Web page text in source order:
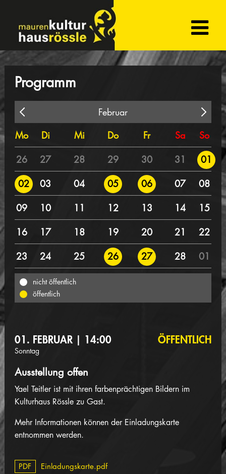
Programm
Februar
Mo
Di Mi Do Fr Sa
So
26
27 28 29 30 31
01
02
03 04 05 06 07
08
09
10 11 12 13 14
15
16
17 18 19 20 21
22
23
24 25 26 27 28 01
nicht öffentlich
öffentlich
01. FEBRUAR | 14:00
Sonntag
ÖFFENTLICH
Ausstellung offen
Yael Teitler ist mit ihren farbenprächtigen Bildern im
Kulturhaus Rössle zu Gast.
Mehr Informationen können der Einladungskarte
entnommen werden.
PDF Einladungskarte.pdf